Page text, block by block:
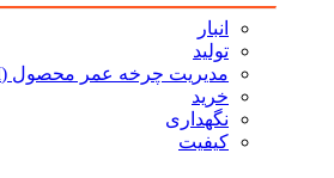
انبار
تولید
مدیریت چرخه عمر محصول (PLM)
خرید
نگهداری
کیفیت